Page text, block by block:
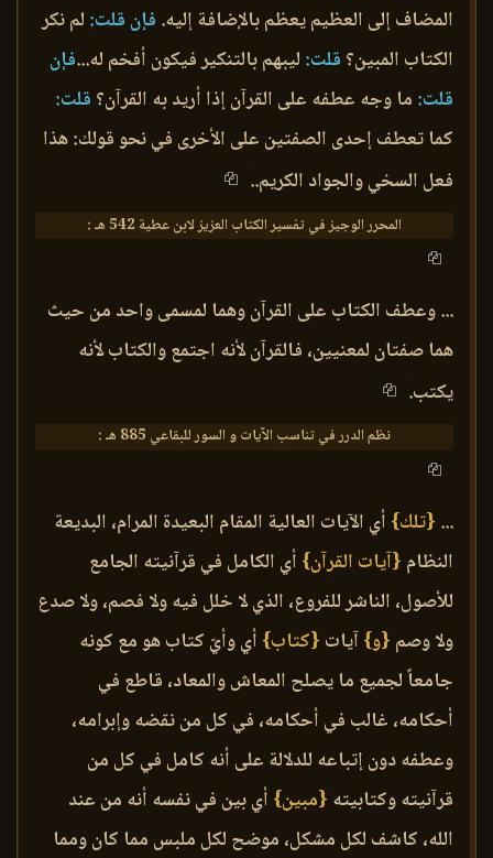
المضاف إلى العظيم يعظم بالإضافة إليه. فإن قلت: لم نكر
الكتاب المبين؟ قلت: ليبهم بالتنكير فيكون أفخم له...فإن
قلت: ما وجه عطفه على القرآن إذا أريد به القرآن؟ قلت:
كما تعطف إحدى الصفتين على الأخرى في نحو قولك: هذا
فعل السخي والجواد الكريم..
المحرر الوجيز في تفسير الكتاب العزيز لابن عطية 542 هـ :
... وعطف الكتاب على القرآن وهما لمسمى واحد من حيث
هما صفتان لمعنيين، فالقرآن لأنه اجتمع والكتاب لأنه
يكتب.
نظم الدرر في تناسب الآيات و السور للبقاعي 885 هـ :
... {تلك} أي الآيات العالية المقام البعيدة المرام، البديعة
النظام {آيات القرآن} أي الكامل في قرآنيته الجامع
للأصول، الناشر للفروع، الذي لا خلل فيه ولا فصم، ولا صدع
ولا وصم {و}آيات {كتاب} أي وأيّ كتاب هو مع كونه
جامعاً لجميع ما يصلح المعاش والمعاد، قاطع في
أحكامه، غالب في أحكامه، في كل من نقضه وإبرامه،
وعطفه دون إتباعه للدلالة على أنه كامل في كل من
قرآنيته وكتابيته {مبين} أي بين في نفسه أنه من عند
الله، كاشف لكل مشكل، موضح لكل ملبس مما كان ومما